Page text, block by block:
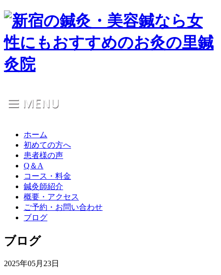
ホーム
初めての方へ
患者様の声
Q＆A
コース・料金
鍼灸師紹介
概要・アクセス
ご予約・お問い合わせ
ブログ
ブログ
2025年05月23日